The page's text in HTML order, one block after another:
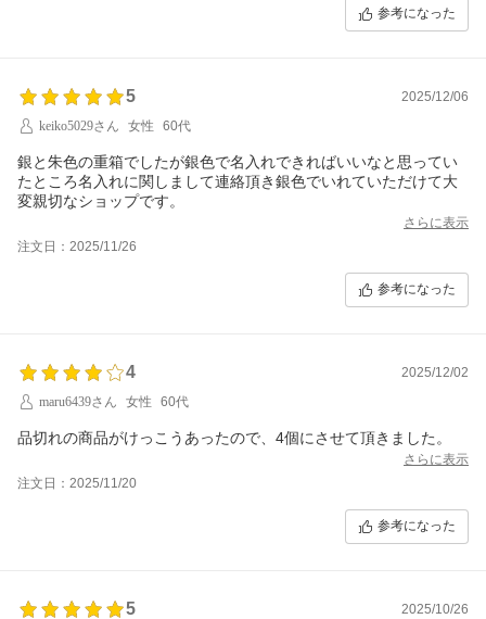
参考になった
5
2025/12/06
keiko5029さん
女性 60代
銀と朱色の重箱でしたが銀色で名入れできればいいなと思ってい
たところ名入れに関しまして連絡頂き銀色でいれていただけて大
変親切なショップです。
さらに表示
注文日：2025/11/26
参考になった
4
2025/12/02
maru6439さん
女性 60代
品切れの商品がけっこうあったので、4個にさせて頂きました。
さらに表示
注文日：2025/11/20
参考になった
5 2025/10/26